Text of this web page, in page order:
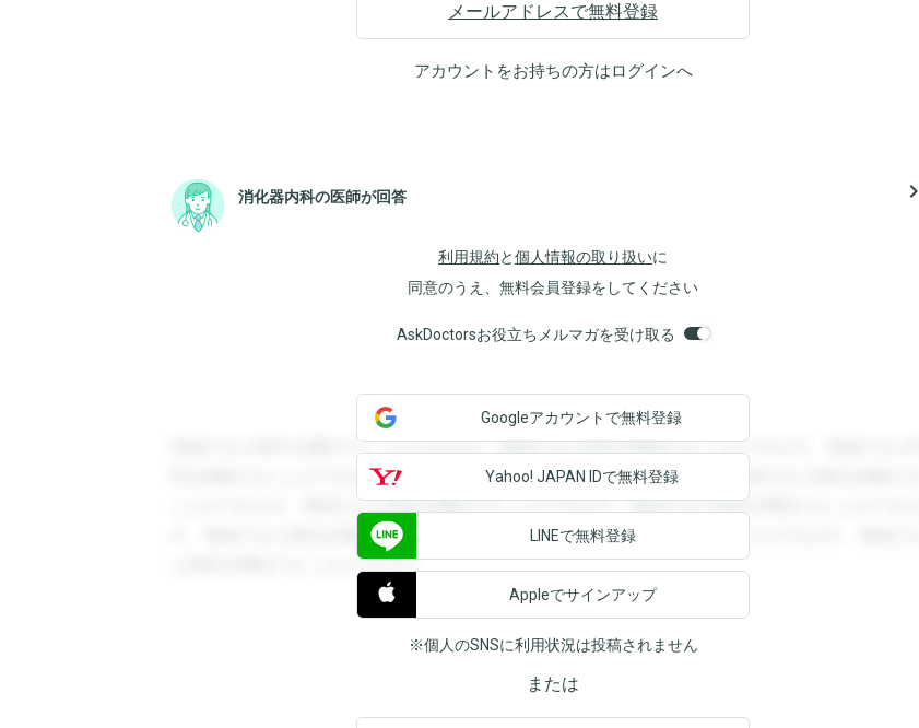
メールアドレスで無料登録
アカウントをお持ちの方はログインへ
消化器内科の医師が回答 navigate_next
利用規約と個人情報の取り扱いに
同意のうえ、無料会員登録をしてください
AskDoctorsお役立ちメルマガを受け取る
登録すると回答を閲覧することができます。登録すると回答を閲覧することができます。登録すると回
答を閲覧することができます。登録すると回答を閲覧することができます。登録すると回答を閲覧する
ことができます。登録すると回答を閲覧することができます。登録すると回答を閲覧することができま
す。登録すると回答を閲覧することができます。登録すると回答を閲覧することができます。登録する
と回答を閲覧することができます。
Googleアカウントで無料登録
Yahoo! JAPAN IDで無料登録
LINEで無料登録
Appleでサインアップ
※個人のSNSに利用状況は投稿されません
または